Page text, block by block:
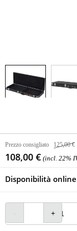
Prezzo consigliato 125,00 €
108,00 € (incl. 22%
Disponibilità online